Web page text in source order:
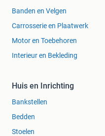
Banden en Velgen
Carrosserie en Plaatwerk
Motor en Toebehoren
Interieur en Bekleding
Huis en Inrichting
Bankstellen
Bedden
Stoelen